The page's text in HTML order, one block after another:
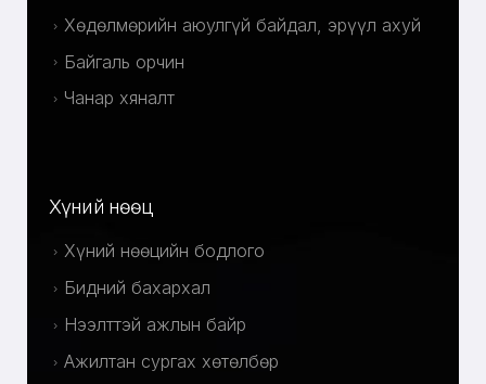
Хөдөлмөрийн аюулгүй байдал, эрүүл ахуй
Байгаль орчин
Чанар хяналт
Хүний нөөц
Хүний нөөцийн бодлого
Бидний бахархал
Нээлттэй ажлын байр
Ажилтан сургах хөтөлбөр